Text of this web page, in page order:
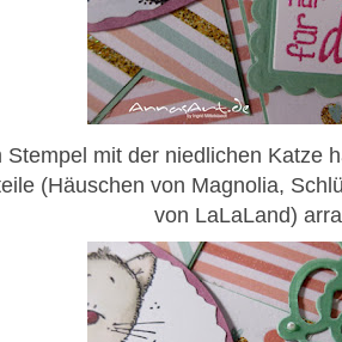
Stempel mit der niedlichen Katze
(Häuschen von Magnolia,
von LaLaLand)